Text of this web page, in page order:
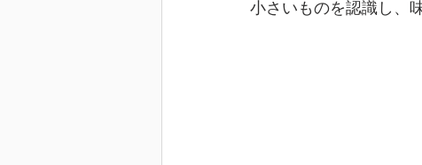
小さいものを認識し、